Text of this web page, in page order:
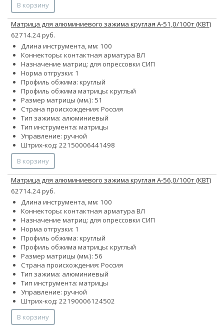
В корзину
Матрица для алюминиевого зажима круглая А-51,0/100т (КВТ)
62714.24 руб.
Длина инструмента, мм: 100
Коннекторы: контактная арматура ВЛ
Назначение матриц: для опрессовки СИП
Норма отгрузки: 1
Профиль обжима: круглый
Профиль обжима матрицы: круглый
Размер матрицы (мм.): 51
Страна происхождения: Россия
Тип зажима: алюминиевый
Тип инструмента: матрицы
Управление: ручной
Штрих-код: 22150006441498
В корзину
Матрица для алюминиевого зажима круглая А-56,0/100т (КВТ)
62714.24 руб.
Длина инструмента, мм: 100
Коннекторы: контактная арматура ВЛ
Назначение матриц: для опрессовки СИП
Норма отгрузки: 1
Профиль обжима: круглый
Профиль обжима матрицы: круглый
Размер матрицы (мм.): 56
Страна происхождения: Россия
Тип зажима: алюминиевый
Тип инструмента: матрицы
Управление: ручной
Штрих-код: 22190006124502
В корзину